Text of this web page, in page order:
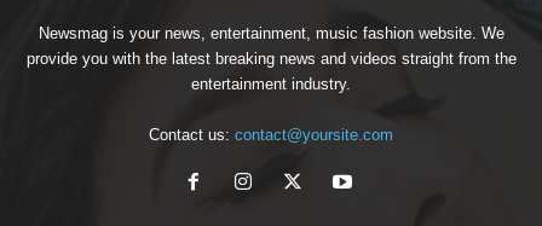
Newsmag is your news, entertainment, music fashion website. We
provide you with the latest breaking news and videos straight from the
entertainment industry.
Contact us: contact@yoursite.com